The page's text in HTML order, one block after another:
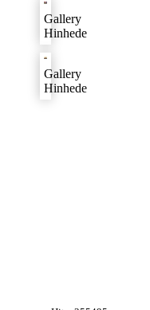
Gallery
Hinhede
Gallery
Hinhede